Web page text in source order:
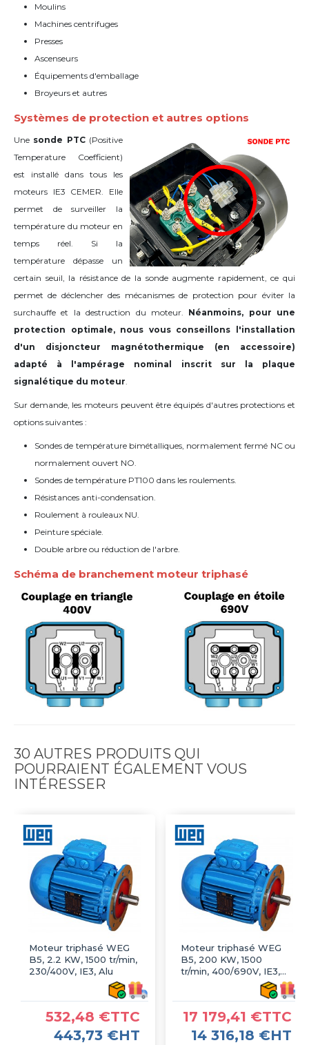
Moulins
Machines centrifuges
Presses
Ascenseurs
Équipements d'emballage
Broyeurs et autres
Systèmes de protection et autres options
Une sonde PTC(Positive
Temperature Coefficient)
est installé dans tous les
moteurs IE3 CEMER. Elle
permet de surveiller la
température du moteur en
temps réel. Si la
température dépasse un
certain seuil, la résistance de la sonde augmente rapidement, ce qui
permet de déclencher des mécanismes de protection pour éviter la
surchauffe et la destruction du moteur. Néanmoins, pour une
protection optimale, nous vous conseillons l'installation
d'un disjoncteur magnétothermique (en accessoire)
adapté à l'ampérage nominal inscrit sur la plaque
signalétique du moteur.
Sur demande, les moteurs peuvent être équipés d'autres protections et
options suivantes :
Sondes de température bimétalliques, normalement fermé NC ou
normalement ouvert NO.
Sondes de température PT100 dans les roulements.
Résistances anti-condensation.
Roulement à rouleaux NU.
Peinture spéciale.
Double arbre ou réduction de l'arbre.
Schéma de branchement moteur triphasé
30 AUTRES PRODUITS QUI
POURRAIENT ÉGALEMENT VOUS
INTÉRESSER
Moteur triphasé WEG
B5, 2.2 KW, 1500 tr/min,
230/400V, IE3, Alu
532,48 €TTC
443,73 €HT
Moteur triphasé WEG
B5, 200 KW, 1500
tr/min, 400/690V, IE3,
17 179,41 €TTC
14 316,18 €HT